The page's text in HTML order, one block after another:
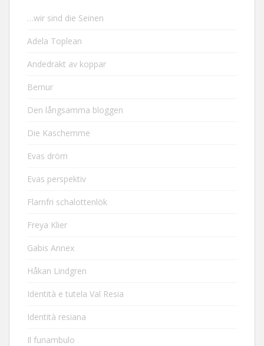
…wir sind die Seinen
Adela Toplean
Andedräkt av koppar
Bernur
Den långsamma bloggen
Die Kaschemme
Evas dröm
Evas perspektiv
Flarnfri schalottenlök
Freya Klier
Gabis Annex
Håkan Lindgren
Identità e tutela Val Resia
Identità resiana
Il funambulo